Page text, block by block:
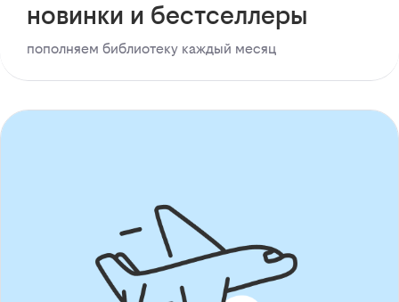
новинки и бестселлеры
пополняем библиотеку каждый месяц